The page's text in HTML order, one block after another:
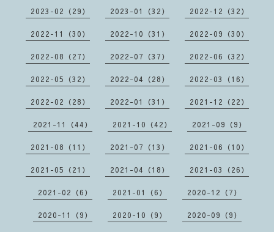
2023-02（29） 2023-01（32） 2022-12（32）
2022-11（30） 2022-10（31） 2022-09（30）
2022-08（27） 2022-07（37） 2022-06（32）
2022-05（32） 2022-04（28） 2022-03（16）
2022-02（28） 2022-01（31） 2021-12（22）
2021-11（44） 2021-10（42） 2021-09（9）
2021-08（11） 2021-07（13） 2021-06（10）
2021-05（21） 2021-04（18） 2021-03（26）
2021-02（6） 2021-01（6） 2020-12（7）
2020-11（9） 2020-10（9） 2020-09（9）